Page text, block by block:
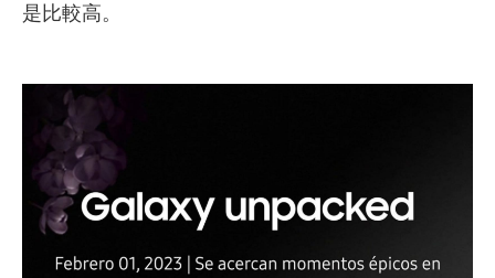
是比較高。